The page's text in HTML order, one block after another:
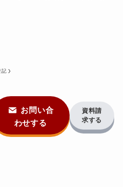
記
お問い合
わせする
資料請
求する